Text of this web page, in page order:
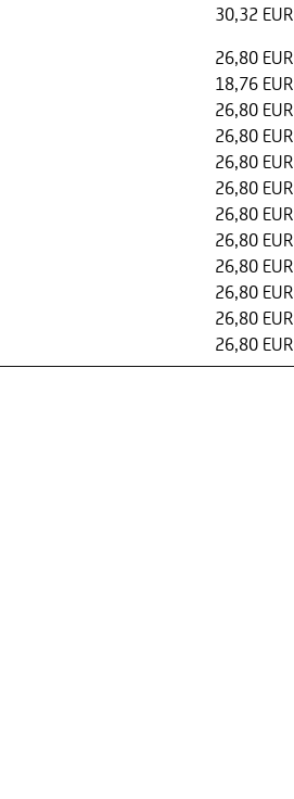
30,32 EUR
26,80 EUR
18,76 EUR
26,80 EUR
26,80 EUR
26,80 EUR
26,80 EUR
26,80 EUR
26,80 EUR
26,80 EUR
26,80 EUR
26,80 EUR
26,80 EUR